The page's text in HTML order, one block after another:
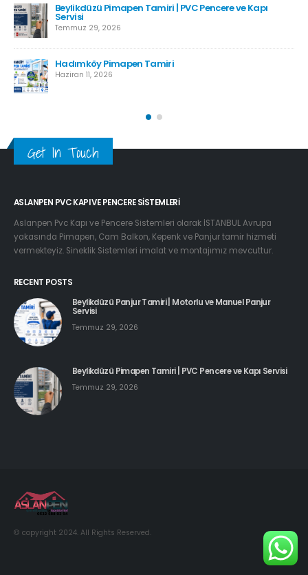
Beylikdüzü Pimapen Tamiri | PVC Pencere ve Kapı
Servisi
Temmuz 29, 2026
Hadımköy Pimapen Tamiri
Haziran 11, 2026
Get In Touch
ASLANPEN PVC KAPI VE PENCERE SISTEMLERI
Aslanpen Pvc Kapı ve Pencere Sistemleri olarak İSTANBUL Avrupa
yakasında Pimapen, Cam Balkon, Kepenk ve Panjur tamir hizmeti
vermekteyiz. Sineklik Sistemleri imalat ve montajımız mevcuttur.
RECENT POSTS
Beylikdüzü Panjur Tamiri | Motorlu ve Manuel Panjur
Servisi
Temmuz 29, 2026
Beylikdüzü Pimapen Tamiri | PVC Pencere ve Kapı Servisi
Temmuz 29, 2026
© copyright 2024. All Rights Reserved.